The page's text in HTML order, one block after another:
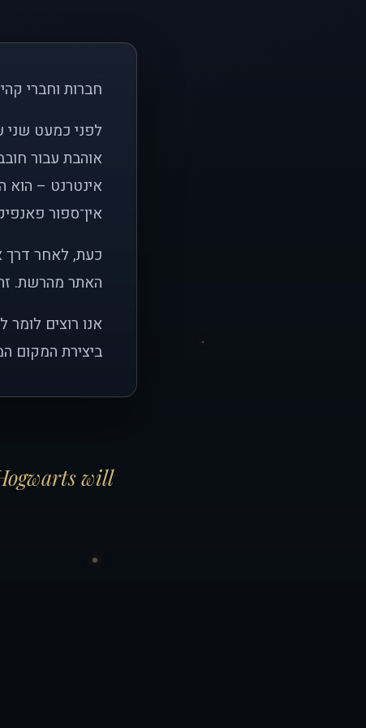
חברות וחברי
אוהבת עבור
אינטרנט – הוא
אין־ספור
כעת, לאחר דרך
האתר מהרשת.
אנו רוצים לומר
ביצירת המקום
will